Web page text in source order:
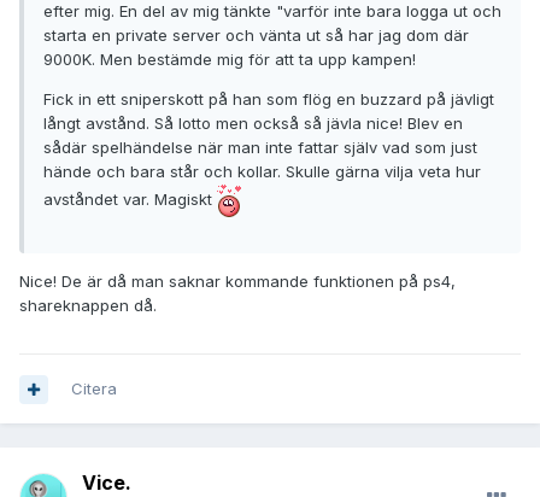
efter mig. En del av mig tänkte "varför inte bara logga ut och
starta en private server och vänta ut så har jag dom där
9000K. Men bestämde mig för att ta upp kampen!
Fick in ett sniperskott på han som flög en buzzard på jävligt
långt avstånd. Så lotto men också så jävla nice! Blev en
sådär spelhändelse när man inte fattar själv vad som just
hände och bara står och kollar. Skulle gärna vilja veta hur
avståndet var. Magiskt
Nice! De är då man saknar kommande funktionen på ps4,
shareknappen då.
Citera
Vice.